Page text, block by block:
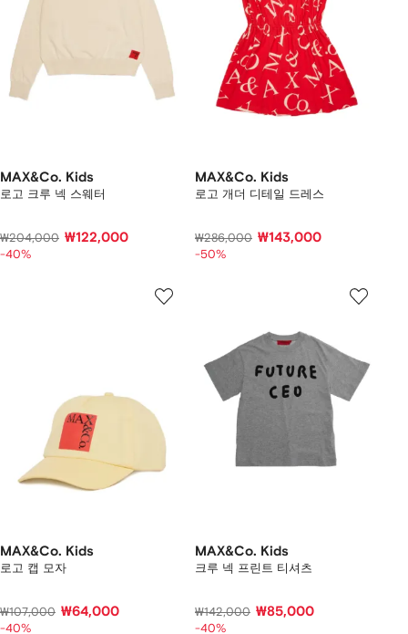
MAX&Co. Kids
로고 크루 넥 스웨터
₩204,000 ₩122,000
-40%
MAX&Co. Kids
로고 개더 디테일 드레스
₩286,000 ₩143,000
-50%
MAX&Co. Kids
로고 캡 모자
₩107,000 ₩64,000
-40%
MAX&Co. Kids
크루 넥 프린트 티셔츠
₩142,000 ₩85,000
-40%